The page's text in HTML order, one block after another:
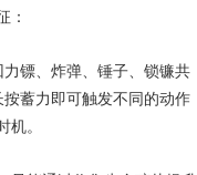
：
镖、炸弹、锤子、锁镰共
蓄力即可触发不同的动作
。